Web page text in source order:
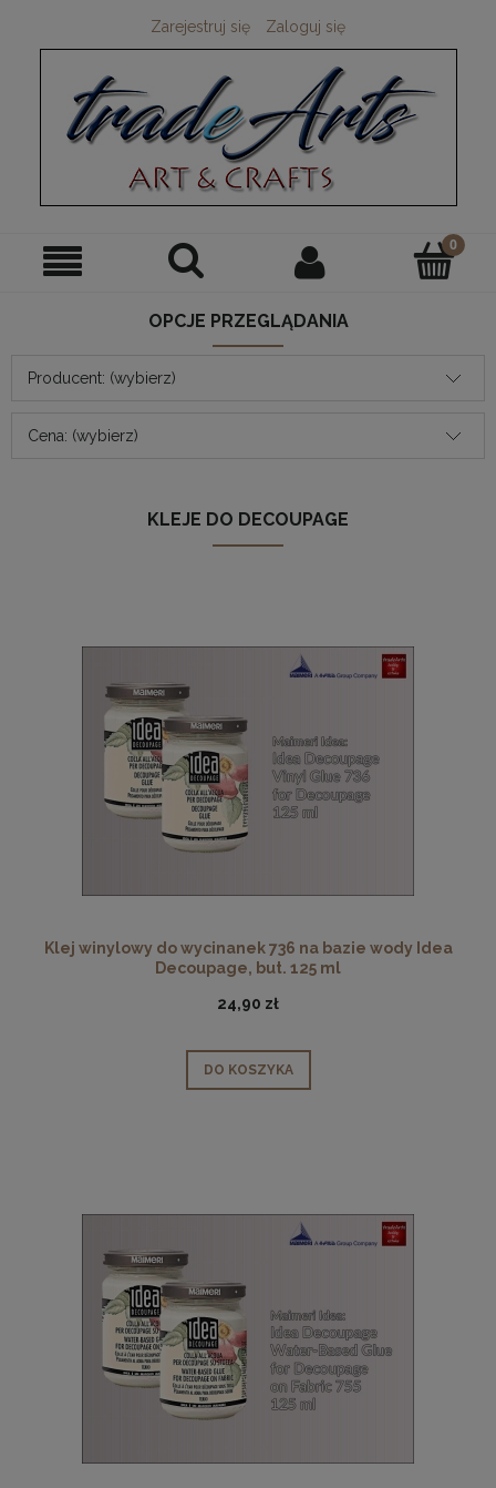
Zarejestruj się Zaloguj się
OPCJE PRZEGLĄDANIA
Producent: (wybierz)
Cena: (wybierz)
KLEJE DO DECOUPAGE
Klej winylowy do wycinanek 736 na bazie wody Idea
Decoupage, but. 125 ml
24,90 zł
DO KOSZYKA